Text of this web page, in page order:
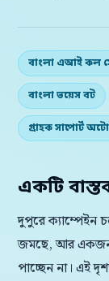
বাংলা এআই কল
বাংলা ভয়েস বট
গ্রাহক সাপোর্ট
একটি
দুপুরে ক্যাম্পেইন
জমছে, আর একজন
পাচ্ছেন না। এই